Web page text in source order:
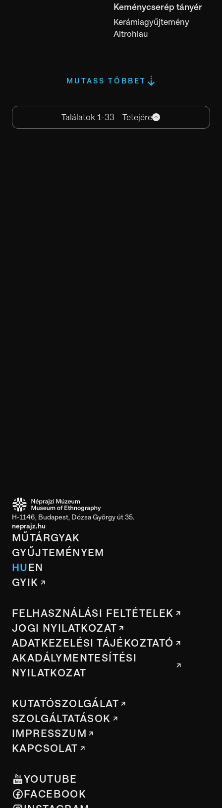
Keménycserép tányér
Kerámiagyűjtemény
Altrohlau
MUTASS TÖBBET
Találatok 1-33 Tetejére
H-1146, Budapest, Dózsa György út 35.
neprajz.hu
MŰTÁRGYAK
GYŰJTEMÉNYEM
HUEN
GYIK
FELHASZNÁLÁSI FELTÉTELEK
JOGI NYILATKOZAT
ADATKEZELÉSI TÁJÉKOZTATÓ
AKADÁLYMENTESÍTÉSI
NYILATKOZAT
KUTATÓSZOLGÁLAT
SZOLGÁLTATÁSOK
IMPRESSZUM
KAPCSOLAT
YOUTUBE
FACEBOOK